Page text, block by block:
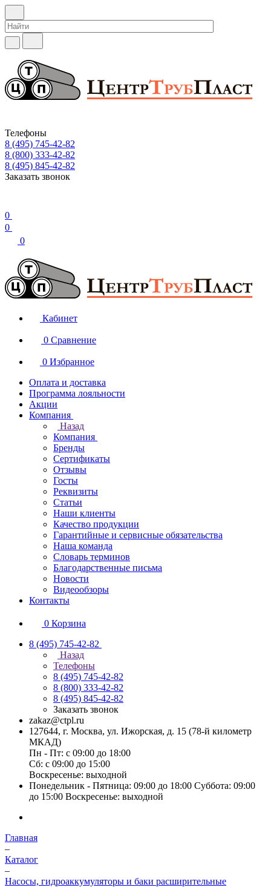
Телефоны
8 (495) 745-42-82
8 (800) 333-42-82
8 (495) 845-42-82
Заказать звонок
0
0
0
Кабинет
0 Сравнение
0 Избранное
Оплата и доставка
Программа лояльности
Акции
Компания
Назад
Компания
Бренды
Сертификаты
Отзывы
Госты
Реквизиты
Статьи
Наши клиенты
Качество продукции
Гарантийные и сервисные обязательства
Наша команда
Словарь терминов
Благодарственные письма
Новости
Видеообзоры
Контакты
0 Корзина
8 (495) 745-42-82
Назад
Телефоны
8 (495) 745-42-82
8 (800) 333-42-82
8 (495) 845-42-82
Заказать звонок
zakaz@ctpl.ru
127644, г. Москва, ул. Ижорская, д. 15 (78-й километр
МКАД)
Пн - Пт: с 09:00 до 18:00
Сб: с 09:00 до 15:00
Воскресенье: выходной
Понедельник - Пятница: 09:00 до 18:00 Суббота: 09:00
до 15:00 Воскресенье: выходной
Главная
–
Каталог
–
Насосы, гидроаккумуляторы и баки расширительные